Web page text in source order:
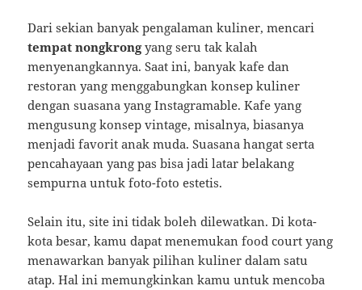
Dari sekian banyak pengalaman kuliner, mencari
tempat nongkrongyang seru tak kalah
menyenangkannya. Saat ini, banyak kafe dan
restoran yang menggabungkan konsep kuliner
dengan suasana yang Instagramable. Kafe yang
mengusung konsep vintage, misalnya, biasanya
menjadi favorit anak muda. Suasana hangat serta
pencahayaan yang pas bisa jadi latar belakang
sempurna untuk foto-foto estetis.
Selain itu, site ini tidak boleh dilewatkan. Di kota-
kota besar, kamu dapat menemukan food court yang
menawarkan banyak pilihan kuliner dalam satu
atap. Hal ini memungkinkan kamu untuk mencoba